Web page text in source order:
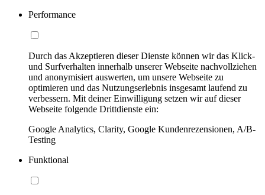
Performance
Durch das Akzeptieren dieser Dienste können wir das Klick-
und Surfverhalten innerhalb unserer Webseite nachvollziehen
und anonymisiert auswerten, um unsere Webseite zu
optimieren und das Nutzungserlebnis insgesamt laufend zu
verbessern. Mit deiner Einwilligung setzen wir auf dieser
Webseite folgende Drittdienste ein:
Google Analytics, Clarity, Google Kundenrezensionen, A/B-
Testing
Funktional